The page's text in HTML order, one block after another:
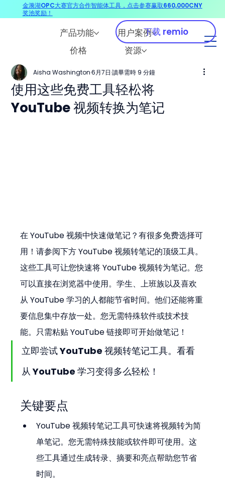
产品功能
用户案例
价格
资源
下载 remio
使用这些免费工具轻松将
YouTube 视频转换为笔记
Aisha Washington 6月7日 讀畢需時 9 分鐘
在 YouTube 视频中快速做笔记？有很多免费选择可
用！请参阅下方 YouTube 视频转笔记的顶级工具。
这些工具可让您快速将 YouTube 视频转为笔记。您
可以直接在浏览器中使用。学生、上班族以及喜欢
从 YouTube 学习的人都能节省时间。他们还能将重
要信息集中存放一处。您无需特殊软件或技术技
能。只需粘贴 YouTube 链接即可开始做笔记！
立即尝试 YouTube 视频转笔记工具。看看
从 YouTube 学习变得多么轻松！
关键要点
YouTube 视频转笔记工具可快速将视频转为简
单笔记。您无需特殊技能或软件即可使用。这
些工具通过生成转录、摘要和亮点帮助您节省
时间。
金漪湖OPC大赛官方合作智能体工具，点击参赛赢取660,000CNY
奖池奖励！